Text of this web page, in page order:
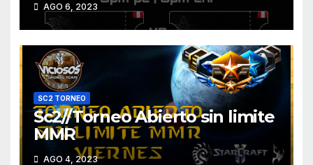
AGO 6, 2023
SC2 TORNEO
Sc2//Torneo Abierto sin limite
MMR
AGO 4, 2023